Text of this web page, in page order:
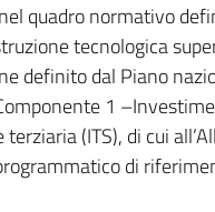
quadro normativo
tecnologica
definito dal Piano
1
(ITS), di cui
di